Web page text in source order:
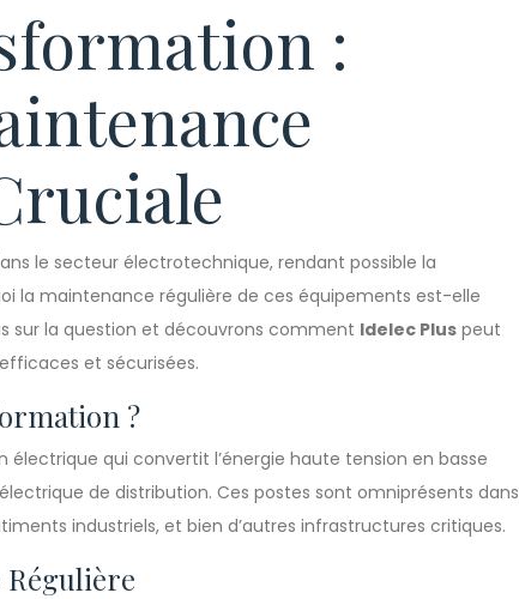
:
le secteur électrotechnique, rendant possible la
la maintenance régulière de ces équipements est-elle
sur la question et découvrons comment Idelec Plus peut
et sécurisées.
?
électrique qui convertit l’énergie haute tension en basse
de distribution. Ces postes sont omniprésents dans
industriels, et bien d’autres infrastructures critiques.
Régulière